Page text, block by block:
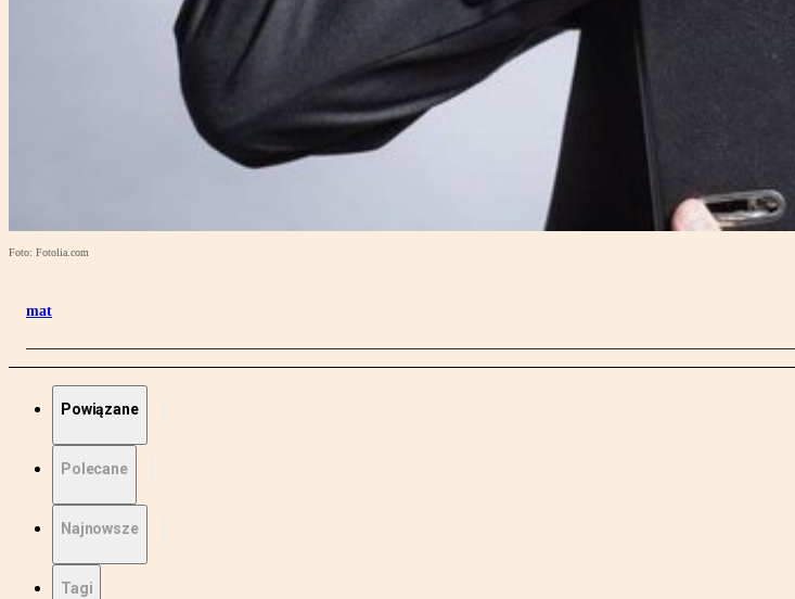
Foto: Fotolia.com
mat
Powiązane
Polecane
Najnowsze
Tagi